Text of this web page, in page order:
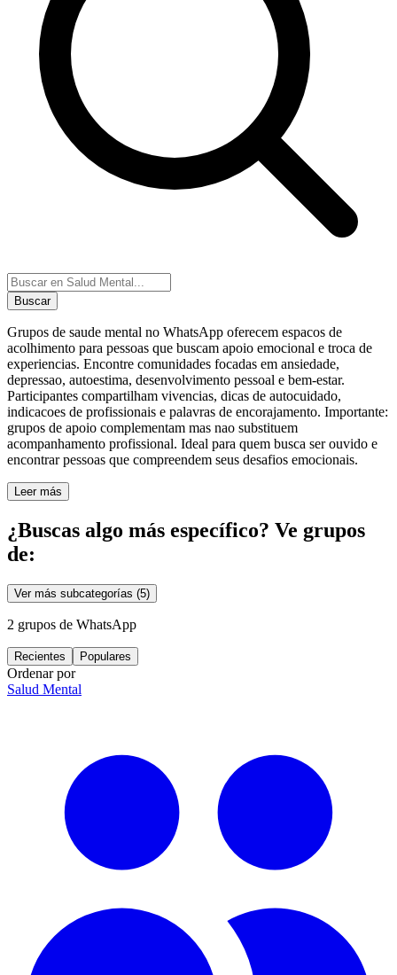
Buscar
Grupos de saude mental no WhatsApp oferecem espacos de
acolhimento para pessoas que buscam apoio emocional e troca de
experiencias. Encontre comunidades focadas em ansiedade,
depressao, autoestima, desenvolvimento pessoal e bem-estar.
Participantes compartilham vivencias, dicas de autocuidado,
indicacoes de profissionais e palavras de encorajamento. Importante:
grupos de apoio complementam mas nao substituem
acompanhamento profissional. Ideal para quem busca ser ouvido e
encontrar pessoas que compreendem seus desafios emocionais.
Leer más
¿Buscas algo más específico? Ve grupos
de:
Ver más subcategorías (5)
2 grupos de WhatsApp
Recientes Populares
Ordenar por
Salud Mental